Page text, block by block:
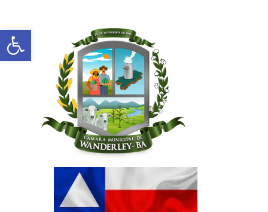
Abrir a barra de ferramentas